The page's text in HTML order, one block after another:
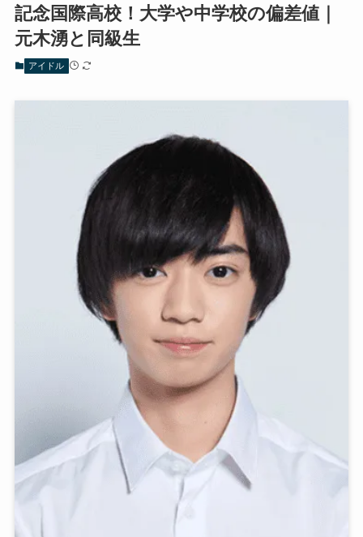
記念国際高校！大学や中学校の偏差値｜
元木湧と同級生
アイドル